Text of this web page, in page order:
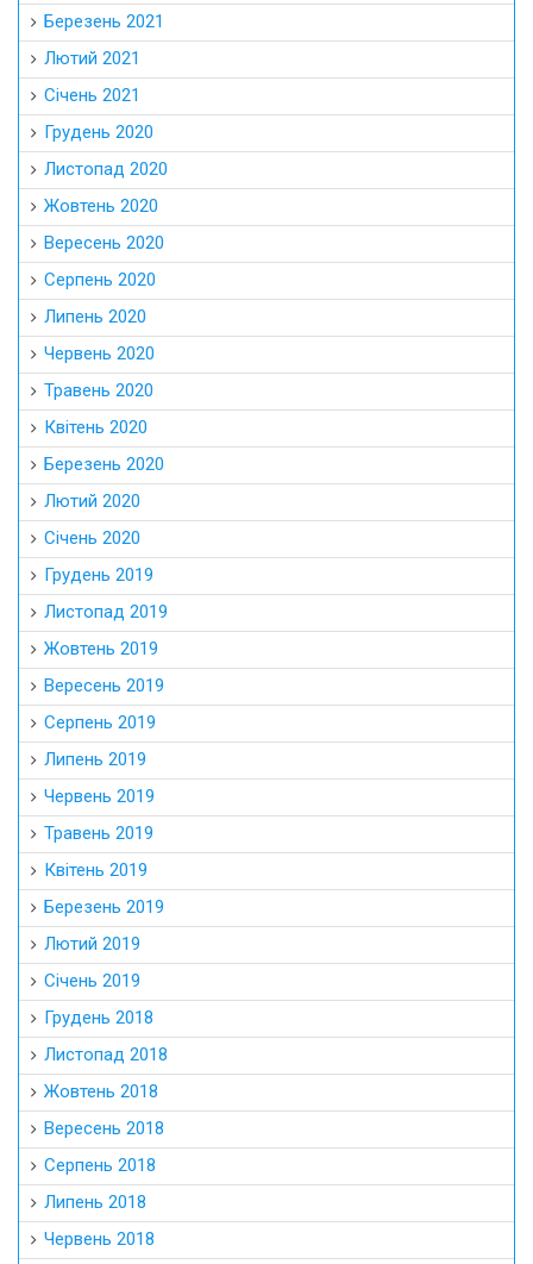
Березень 2021
Лютий 2021
Січень 2021
Грудень 2020
Листопад 2020
Жовтень 2020
Вересень 2020
Серпень 2020
Липень 2020
Червень 2020
Травень 2020
Квітень 2020
Березень 2020
Лютий 2020
Січень 2020
Грудень 2019
Листопад 2019
Жовтень 2019
Вересень 2019
Серпень 2019
Липень 2019
Червень 2019
Травень 2019
Квітень 2019
Березень 2019
Лютий 2019
Січень 2019
Грудень 2018
Листопад 2018
Жовтень 2018
Вересень 2018
Серпень 2018
Липень 2018
Червень 2018